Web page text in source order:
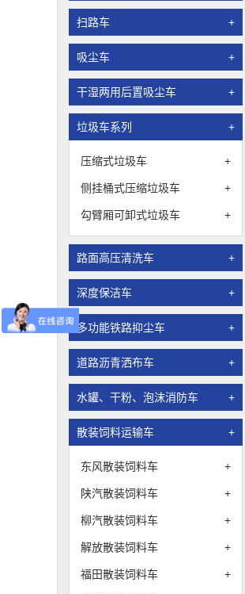
扫路车 +
吸尘车 +
干湿两用后置吸尘车 +
垃圾车系列 +
压缩式垃圾车 +
侧挂桶式压缩垃圾车 +
勾臂厢可卸式垃圾车 +
路面高压清洗车 +
深度保洁车 +
多功能铁路抑尘车 +
道路沥青洒布车 +
水罐、干粉、泡沫消防车 +
散装饲料运输车 +
东风散装饲料车 +
陕汽散装饲料车 +
柳汽散装饲料车 +
解放散装饲料车 +
福田散装饲料车 +